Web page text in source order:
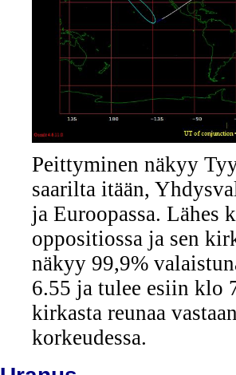
Peittyminen näkyy
saarilta itään,
ja Euroopassa. Lähes
oppositiossa ja sen
näkyy 99,9%
6.55 ja tulee esiin klo
kirkasta reunaa
korkeudessa.